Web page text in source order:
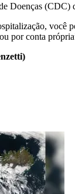
Doenças
você
por conta